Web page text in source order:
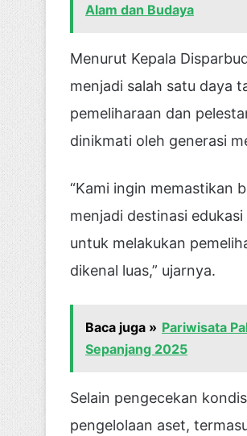
Alam dan Budaya
Menurut Kepala
menjadi salah satu daya
pemeliharaan dan
dinikmati oleh generasi
“Kami ingin memastikan
menjadi destinasi
untuk melakukan
dikenal luas,” ujarnya.
Baca juga » Pariwisata
Sepanjang 2025
Selain pengecekan
pengelolaan aset,